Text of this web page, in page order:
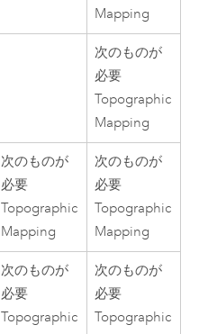
Mapping
次のものが
必要
Topographic
Mapping
次のものが
必要
Topographic
Mapping
次のものが
必要
Topographic
Mapping
次のものが
必要
Topographic
次のものが
必要
Topographic